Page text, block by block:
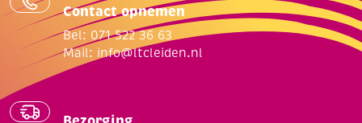
Contact opnemen
Bel: 071 522 36 63
Mail: info@ltcleiden.nl